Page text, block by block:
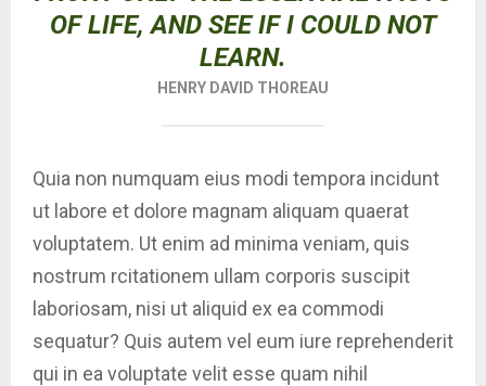
OF LIFE, AND SEE IF I COULD NOT
LEARN.
HENRY DAVID THOREAU
Quia non numquam eius modi tempora incidunt
ut labore et dolore magnam aliquam quaerat
voluptatem. Ut enim ad minima veniam, quis
nostrum rcitationem ullam corporis suscipit
laboriosam, nisi ut aliquid ex ea commodi
sequatur? Quis autem vel eum iure reprehenderit
qui in ea voluptate velit esse quam nihil